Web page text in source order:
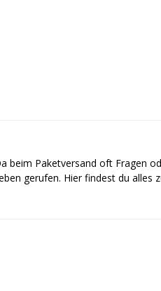
beim Paketversand oft Fragen
gerufen. Hier findest du alles